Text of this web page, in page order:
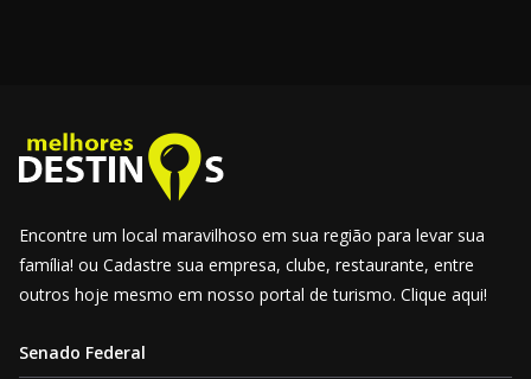
Encontre um local maravilhoso em sua região para levar sua
família! ou Cadastre sua empresa, clube, restaurante, entre
outros hoje mesmo em nosso portal de turismo. Clique aqui!
Senado Federal